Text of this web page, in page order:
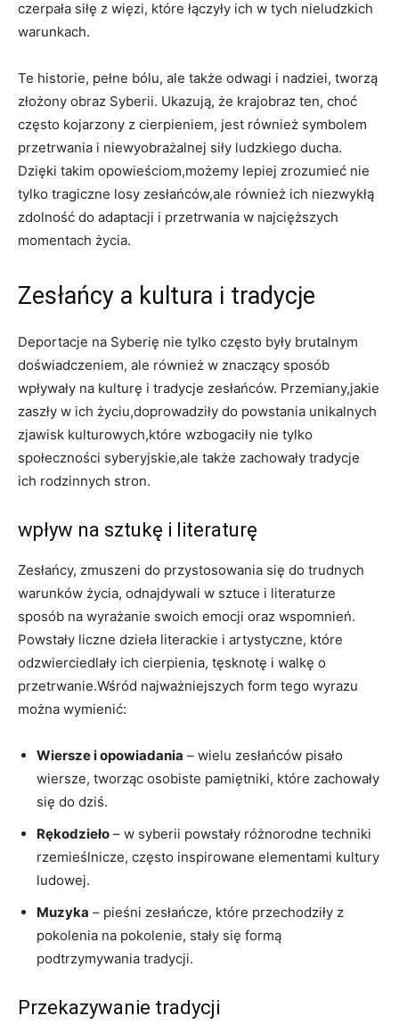
czerpała siłę z więzi, które łączyły ich w tych nieludzkich
warunkach.
Te historie, pełne bólu, ale także odwagi i nadziei, tworzą
złożony obraz Syberii. Ukazują, że krajobraz ten, choć
często kojarzony z cierpieniem, jest również symbolem
przetrwania i niewyobrażalnej siły ludzkiego ducha.
Dzięki takim opowieściom,możemy lepiej zrozumieć nie
tylko tragiczne losy zesłańców,ale również ich niezwykłą
zdolność do adaptacji i przetrwania w najcięższych
momentach życia.
Zesłańcy a kultura i tradycje
Deportacje na Syberię nie tylko często były brutalnym
doświadczeniem, ale również w znaczący sposób
wpływały na kulturę i tradycje zesłańców. Przemiany,jakie
zaszły w ich życiu,doprowadziły do powstania unikalnych
zjawisk kulturowych,które wzbogaciły nie tylko
społeczności syberyjskie,ale także zachowały tradycje
ich rodzinnych stron.
wpływ na sztukę i literaturę
Zesłańcy, zmuszeni do przystosowania się do trudnych
warunków życia, odnajdywali w sztuce i literaturze
sposób na wyrażanie swoich emocji oraz wspomnień.
Powstały liczne dzieła literackie i artystyczne, które
odzwierciedlały ich cierpienia, tęsknotę i walkę o
przetrwanie.Wśród najważniejszych form tego wyrazu
można wymienić:
Wiersze i opowiadania – wielu zesłańców pisało
wiersze, tworząc osobiste pamiętniki, które zachowały
się do dziś.
Rękodzieło – w syberii powstały różnorodne techniki
rzemieślnicze, często inspirowane elementami kultury
ludowej.
Muzyka – pieśni zesłańcze, które przechodziły z
pokolenia na pokolenie, stały się formą
podtrzymywania tradycji.
Przekazywanie tradycji